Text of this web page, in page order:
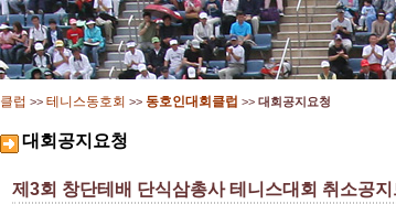
클럽 >> 테니스동호회 >> 동호인대회클럽 >> 대회공지요청
대회공지요청
제3회 창단테배 단식삼총사 테니스대회 취소공